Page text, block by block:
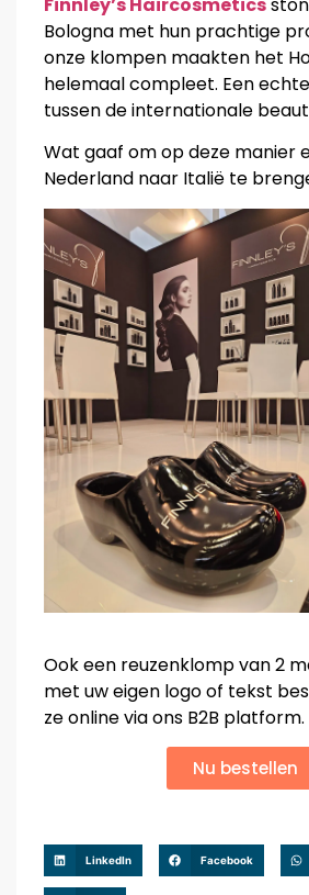
Bologna met hun prachtige
onze klompen maakten het
helemaal compleet. Een
tussen de internationale
Wat gaaf om op deze manier
Nederland naar Italië te
Ook een reuzenklomp van 2
met uw eigen logo of tekst
ze online via ons B2B platform.
Nu bestellen
LinkedIn Facebook